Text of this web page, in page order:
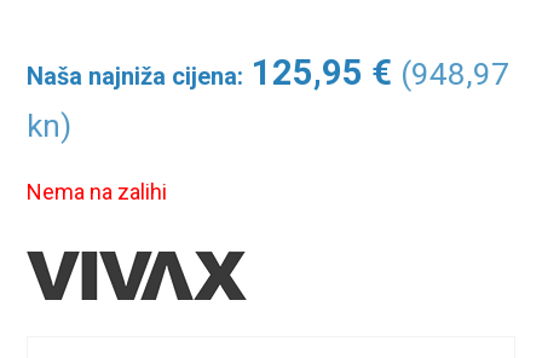
Naša najniža cijena: 125,95 € (948,97
kn)
Nema na zalihi